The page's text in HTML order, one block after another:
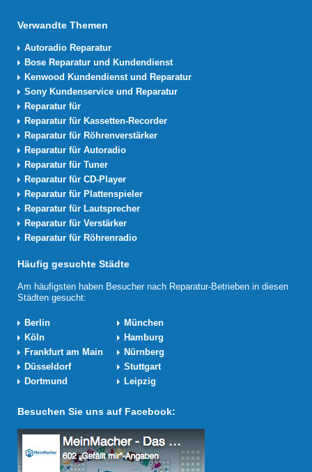
Verwandte Themen
Autoradio Reparatur
Bose Reparatur und Kundendienst
Kenwood Kundendienst und Reparatur
Sony Kundenservice und Reparatur
Reparatur für
Reparatur für Kassetten-Recorder
Reparatur für Röhrenverstärker
Reparatur für Autoradio
Reparatur für Tuner
Reparatur für CD-Player
Reparatur für Plattenspieler
Reparatur für Lautsprecher
Reparatur für Verstärker
Reparatur für Röhrenradio
Häufig gesuchte Städte
Am häufigsten haben Besucher nach Reparatur-Betrieben in diesen
Städten gesucht:
Berlin
München
Köln
Hamburg
Frankfurt am Main
Nürnberg
Düsseldorf
Stuttgart
Dortmund
Leipzig
Besuchen Sie uns auf Facebook: